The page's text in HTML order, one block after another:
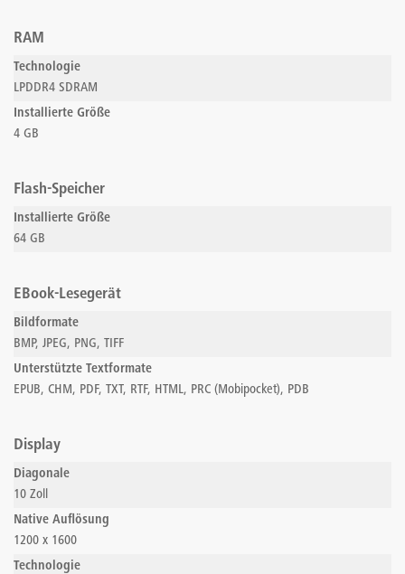
RAM
Technologie
LPDDR4 SDRAM
Installierte Größe
4 GB
Flash-Speicher
Installierte Größe
64 GB
EBook-Lesegerät
Bildformate
BMP, JPEG, PNG, TIFF
Unterstützte Textformate
EPUB, CHM, PDF, TXT, RTF, HTML, PRC (Mobipocket), PDB
Display
Diagonale
10 Zoll
Native Auflösung
1200 x 1600
Technologie